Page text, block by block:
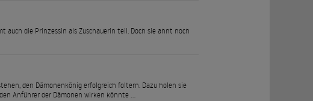
die Prinzessin als Zuschauerin teil. Doch sie ahnt noch
den Dämonenkönig erfolgreich foltern. Dazu holen sie
Anführer der Dämonen wirken könnte …